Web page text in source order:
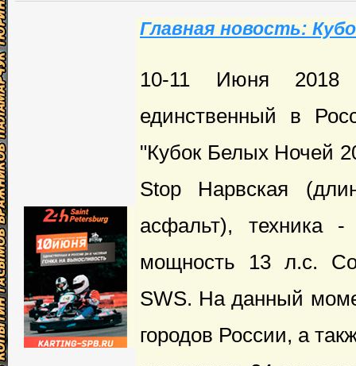
Главная новость:
10-11 Июня 2018
единственный в
"Кубок Белых Ночей
Stop Нарвская
асфальт), техника
мощность 13 л.с.
SWS. На данный
городов России, а